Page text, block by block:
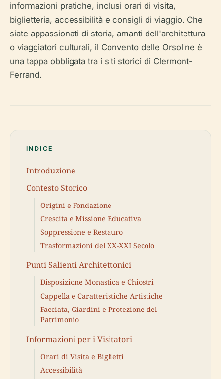
informazioni pratiche, inclusi orari di visita,
biglietteria, accessibilità e consigli di viaggio. Che
siate appassionati di storia, amanti dell'architettura
o viaggiatori culturali, il Convento delle Orsoline è
una tappa obbligata tra i siti storici di Clermont-
Ferrand.
INDICE
Introduzione
Contesto Storico
Origini e Fondazione
Crescita e Missione Educativa
Soppressione e Restauro
Trasformazioni del XX-XXI Secolo
Punti Salienti Architettonici
Disposizione Monastica e Chiostri
Cappella e Caratteristiche Artistiche
Facciata, Giardini e Protezione del
Patrimonio
Informazioni per i Visitatori
Orari di Visita e Biglietti
Accessibilità